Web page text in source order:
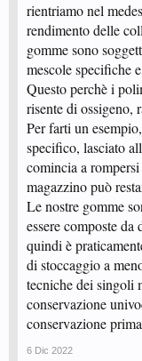
rientriamo nel
rendimento delle
gomme sono
mescole specifiche
Questo perchè i
risente di ossigeno,
Per farti un
specifico, lasciato
comincia a
magazzino può
Le nostre gomme
essere composte
quindi è
di stoccaggio a
tecniche dei singoli
conservazione
conservazione
6 Dic 2022